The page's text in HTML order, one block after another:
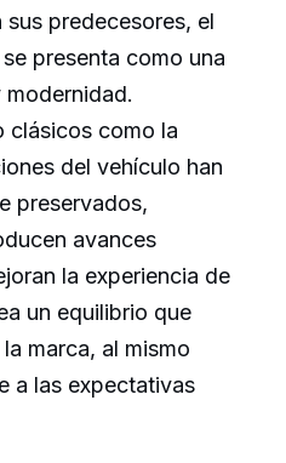
predecesores, el
presenta como una
clásicos como la
del vehículo han
preservados,
avances
la experiencia de
un equilibrio que
marca, al mismo
a las expectativas